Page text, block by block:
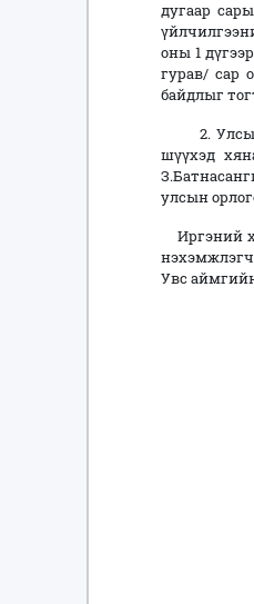
дугаар
оны 1
гурав/ сар
байдлыг
2. Улсын
шүүхэд
улсын
Иргэний
Увс